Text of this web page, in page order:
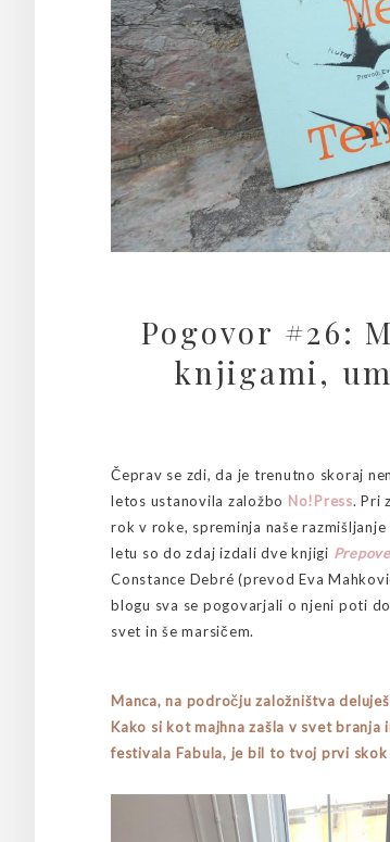
Pogovor #26:
knjigami,
Čeprav se zdi, da je trenutno skoraj
letos ustanovila založbo No!Press. Pri
rok v roke, spreminja naše
letu so do zdaj izdali dve knjigi
Constance Debré (prevod Eva
blogu sva se pogovarjali o njeni poti
svet in še marsičem.
Manca, na področju založništva
Kako si kot majhna zašla v svet
festivala Fabula, je bil to tvoj prvi skok